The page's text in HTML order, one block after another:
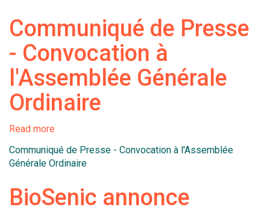
la
conversion
d'obligations
convertibles
Communiqué de Presse
- Convocation à
l'Assemblée Générale
Ordinaire
Read more
de
Presse
Convocation
Communiqué de Presse - Convocation à l'Assemblée
Générale Ordinaire
BioSenic annonce